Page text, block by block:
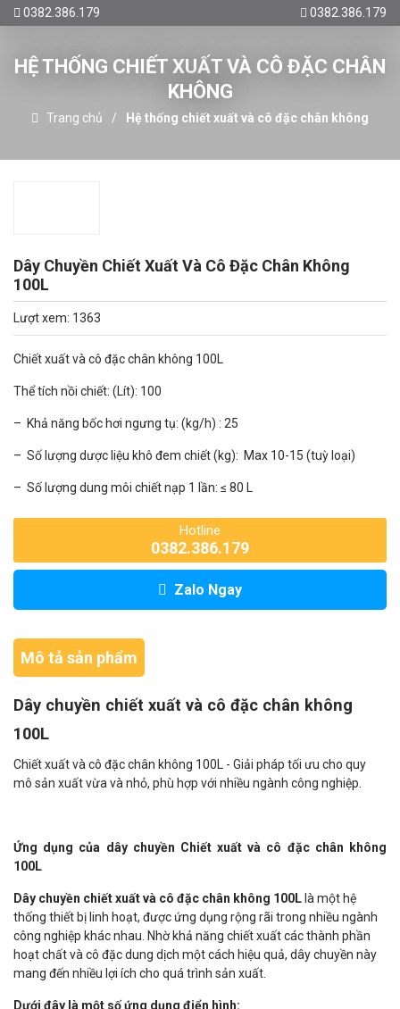
0382.386.179 0382.386.179
HỆ THỐNG CHIẾT XUẤT VÀ CÔ ĐẶC CHÂN
KHÔNG
Trang chủ Hệ thống chiết xuất và cô đặc chân không
Dây Chuyền Chiết Xuất Và Cô Đặc Chân Không
100L
Lượt xem: 1363
Chiết xuất và cô đặc chân không 100L
Thể tích nồi chiết: (Lít): 100
– Khả năng bốc hơi ngưng tụ: (kg/h) : 25
– Số lượng dược liệu khô đem chiết (kg): Max 10-15 (tuỳ loại)
– Số lượng dung môi chiết nạp 1 lần: ≤ 80 L
Hotline
0382.386.179
Zalo Ngay
Mô tả sản phẩm
Dây chuyền chiết xuất và cô đặc chân không
100L
Chiết xuất và cô đặc chân không 100L - Giải pháp tối ưu cho quy
mô sản xuất vừa và nhỏ, phù hợp với nhiều ngành công nghiệp.
Ứng dụng của dây chuyền Chiết xuất và cô đặc chân không
100L
Dây chuyền chiết xuất và cô đặc chân không 100L là một hệ
thống thiết bị linh hoạt, được ứng dụng rộng rãi trong nhiều ngành
công nghiệp khác nhau. Nhờ khả năng chiết xuất các thành phần
hoạt chất và cô đặc dung dịch một cách hiệu quả, dây chuyền này
mang đến nhiều lợi ích cho quá trình sản xuất.
Dưới đây là một số ứng dụng điển hình: